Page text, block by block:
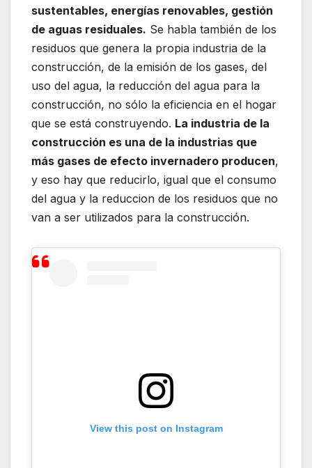
sustentables, energías renovables, gestión
de aguas residuales. Se habla también de los
residuos que genera la propia industria de la
construcción, de la emisión de los gases, del
uso del agua, la reducción del agua para la
construcción, no sólo la eficiencia en el hogar
que se está construyendo. La industria de la
construcción es una de la industrias que
más gases de efecto invernadero producen,
y eso hay que reducirlo, igual que el consumo
del agua y la reduccion de los residuos que no
van a ser utilizados para la construcción.
View this post on Instagram